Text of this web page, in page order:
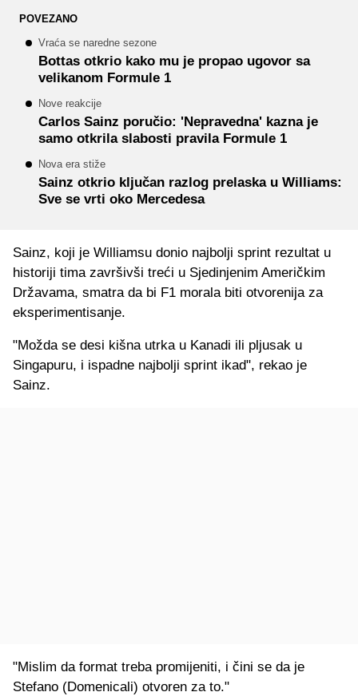
POVEZANO
Vraća se naredne sezone
Bottas otkrio kako mu je propao ugovor sa
velikanom Formule 1
Nove reakcije
Carlos Sainz poručio: 'Nepravedna' kazna je
samo otkrila slabosti pravila Formule 1
Nova era stiže
Sainz otkrio ključan razlog prelaska u Williams:
Sve se vrti oko Mercedesa
Sainz, koji je Williamsu donio najbolji sprint rezultat u
historiji tima završivši treći u Sjedinjenim Američkim
Državama, smatra da bi F1 morala biti otvorenija za
eksperimentisanje.
"Možda se desi kišna utrka u Kanadi ili pljusak u
Singapuru, i ispadne najbolji sprint ikad", rekao je
Sainz.
"Mislim da format treba promijeniti, i čini se da je
Stefano (Domenicali) otvoren za to."